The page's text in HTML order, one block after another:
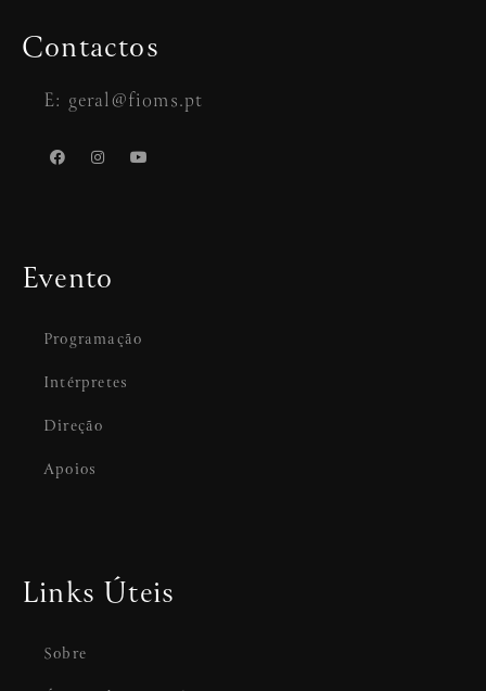
Contactos
E: geral@fioms.pt
Evento
Programação
Intérpretes
Direção
Apoios
Links Úteis
Sobre